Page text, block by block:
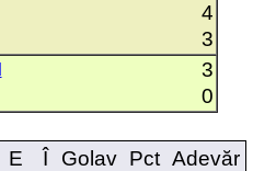
4
3
3
0
E Î Golav Pct Adevăr